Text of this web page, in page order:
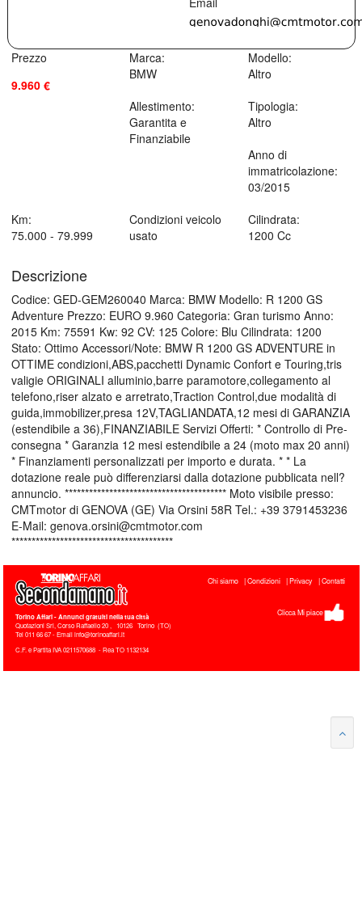
Prezzo
9.960 €
Marca:
BMW
Modello:
Altro
Allestimento:
Garantita e
Finanziabile
Tipologia:
Altro
Anno di
immatricolazione:
03/2015
Km:
75.000 - 79.999
Condizioni veicolo
usato
Cilindrata:
1200 Cc
Descrizione
Codice: GED-GEM260040 Marca: BMW Modello: R 1200 GS
Adventure Prezzo: EURO 9.960 Categoria: Gran turismo Anno:
2015 Km: 75591 Kw: 92 CV: 125 Colore: Blu Cilindrata: 1200
Stato: Ottimo Accessori/Note: BMW R 1200 GS ADVENTURE in
OTTIME condizioni,ABS,pacchetti Dynamic Confort e Touring,tris
valigie ORIGINALI alluminio,barre paramotore,collegamento al
telefono,riser alzato e arretrato,Traction Control,due modalità di
guida,immobilizer,presa 12V,TAGLIANDATA,12 mesi di GARANZIA
(estendibile a 36),FINANZIABILE Servizi Offerti: * Controllo di Pre-
consegna * Garanzia 12 mesi estendibile a 24 (moto max 20 anni)
* Finanziamenti personalizzati per importo e durata. * * La
dotazione reale può differenziarsi dalla dotazione pubblicata nell?
annuncio. **************************************** Moto visibile presso:
CMTmotor di GENOVA (GE) Via Orsini 58R Tel.: +39 3791453236
E-Mail: genova.orsini@cmtmotor.com
****************************************
Torino Affari- Annunci gratuiti nella tua città
Quotazioni Srl, Corso Raffaello 20, 10126 Torino (TO)
Tel011 66 67 - Email info@torinoaffari.it
C.F. e Partita IVA 0211570688 - Rea TO 1132134
Chi siamo Condizioni Privacy Contatti
Clicca Mi piace